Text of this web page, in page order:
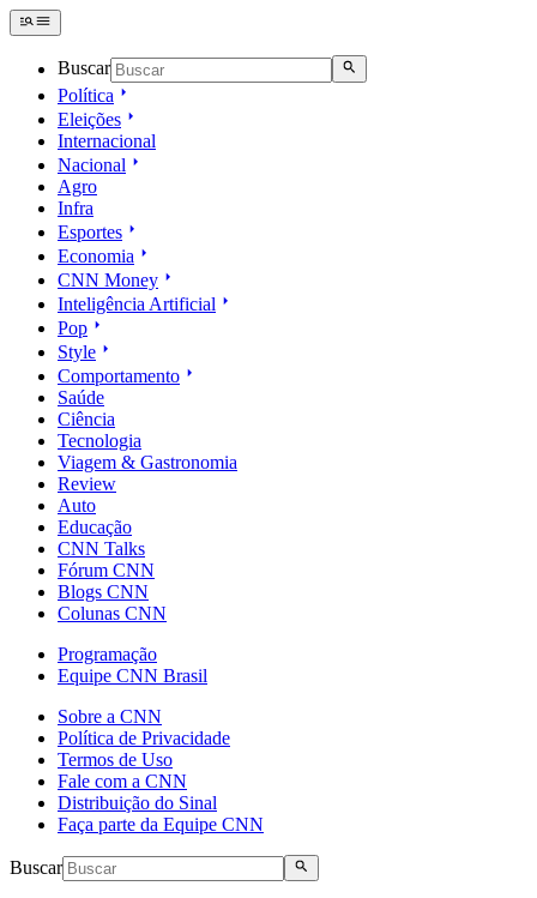
Buscar
Política
Eleições
Internacional
Nacional
Agro
Infra
Esportes
Economia
CNN Money
Inteligência Artificial
Pop
Style
Comportamento
Saúde
Ciência
Tecnologia
Viagem & Gastronomia
Review
Auto
Educação
CNN Talks
Fórum CNN
Blogs CNN
Colunas CNN
Programação
Equipe CNN Brasil
Sobre a CNN
Política de Privacidade
Termos de Uso
Fale com a CNN
Distribuição do Sinal
Faça parte da Equipe CNN
Buscar